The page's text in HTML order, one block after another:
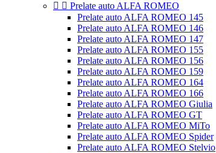
  Prelate auto ALFA ROMEO
Prelate auto ALFA ROMEO 145
Prelate auto ALFA ROMEO 146
Prelate auto ALFA ROMEO 147
Prelate auto ALFA ROMEO 155
Prelate auto ALFA ROMEO 156
Prelate auto ALFA ROMEO 159
Prelate auto ALFA ROMEO 164
Prelate auto ALFA ROMEO 166
Prelate auto ALFA ROMEO Giulia
Prelate auto ALFA ROMEO GT
Prelate auto ALFA ROMEO MiTo
Prelate auto ALFA ROMEO Spider
Prelate auto ALFA ROMEO Stelvio